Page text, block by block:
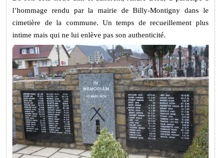
l’hommage rendu par la mairie de Billy-Montigny dans le
cimetière de la commune. Un temps de recueillement plus
intime mais qui ne lui enlève pas son authenticité.